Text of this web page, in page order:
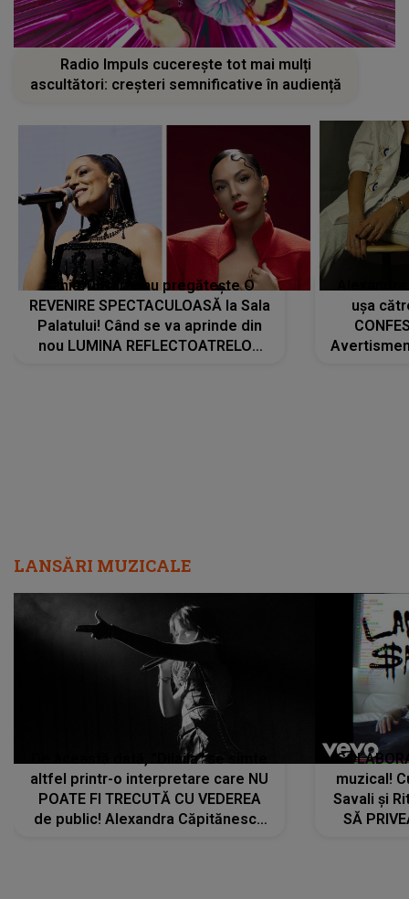
Radio Impuls cucerește tot mai mulți
ascultători: creșteri semnificative în audiență
Tania Turtureanu pregătește O
REVENIRE SPECTACULOASĂ la Sala
Palatului! Când se va aprinde din
nou LUMINA REFLECTOATRELOR
ușa
LANSĂRI MUZICALE
De această dată, "Dilaila" se simte
altfel printr-o interpretare care NU
POATE FI TRECUTĂ CU VEDEREA
de public! Alexandra Căpitănescu
muzical!
Savali și
SĂ